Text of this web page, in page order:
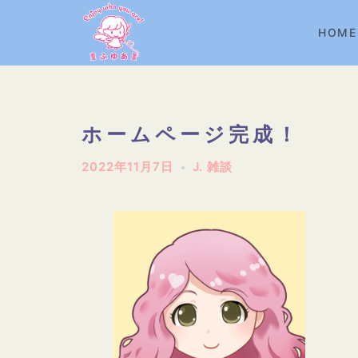
HOME
ホームページ完成！
2022年11月7日 J. 雑談